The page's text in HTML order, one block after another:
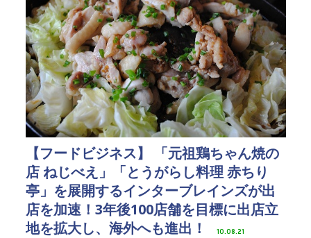
【フードビジネス】 「元祖鶏ちゃん焼の
店 ねじべえ」「とうがらし料理 赤ちり
亭」を展開するインターブレインズが出
店を加速！3年後100店舗を目標に出店立
地を拡大し、海外へも進出！
10.08.21